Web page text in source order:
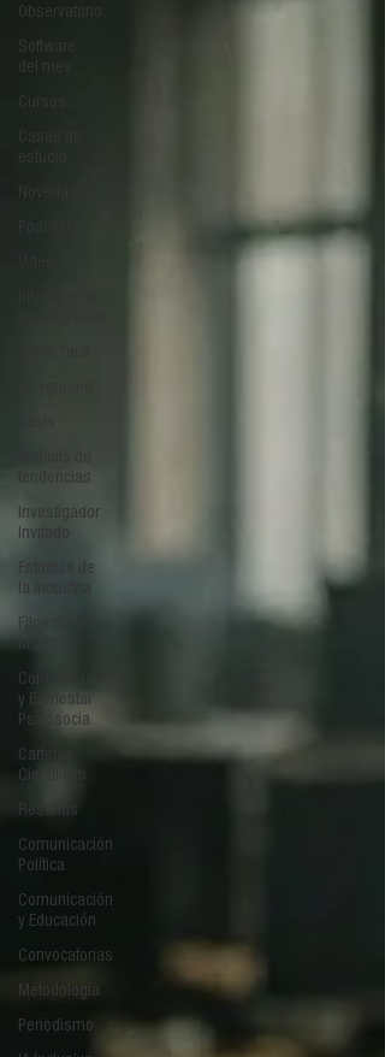
Observatorio
Software
del mes
Cursos
tendencias
Investigador
Invitado
Estudios de
la industria
Filosofía de
las TIC´s
Comunicación
y Bienestar
Psicosocia
Carteles
Científicos
Reseñas
Comunicación
Política
Comunicación
y Educación
Convocatorias
Metodología
Periodismo